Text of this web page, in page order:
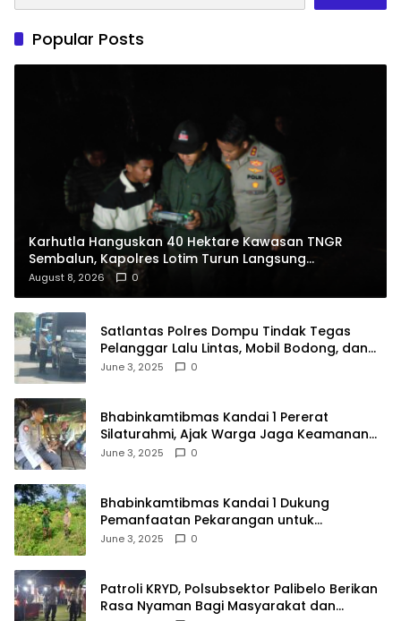
Popular Posts
Karhutla Hanguskan 40 Hektare Kawasan TNGR
Sembalun, Kapolres Lotim Turun Langsung
Padamkan Api
August 8, 2026 0
Satlantas Polres Dompu Tindak Tegas
Pelanggar Lalu Lintas, Mobil Bodong, dan
Kendaraan Tak Bayar Pajak
June 3, 2025 0
Bhabinkamtibmas Kandai 1 Pererat
Silaturahmi, Ajak Warga Jaga Keamanan
Lingkungan
June 3, 2025 0
Bhabinkamtibmas Kandai 1 Dukung
Pemanfaatan Pekarangan untuk
Ketahanan Pangan Menuju Indonesia Emas
June 3, 2025 0
Patroli KRYD, Polsubsektor Palibelo Berikan
Rasa Nyaman Bagi Masyarakat dan